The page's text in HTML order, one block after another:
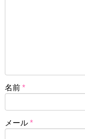
名前 *
メール *